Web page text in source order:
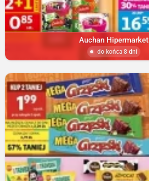
Auchan Hipermarket
do końca 8 dni